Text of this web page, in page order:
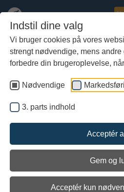
Indstil dine valg
Vi bruger cookies på vores
strengt nødvendige, mens
forbedre din brugeroplevelse,
Nødvendige
3. parts indhold
Acceptér
Gem og
Acceptér kun
indhold